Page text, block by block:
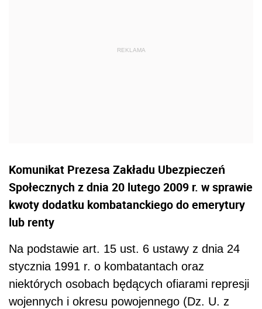
Komunikat Prezesa Zakładu Ubezpieczeń
Społecznych z dnia 20 lutego 2009 r. w sprawie
kwoty dodatku kombatanckiego do emerytury
lub renty
Na podstawie art. 15 ust. 6 ustawy z dnia 24
stycznia 1991 r. o kombatantach oraz
niektórych osobach będących ofiarami represji
wojennych i okresu powojennego (Dz. U. z